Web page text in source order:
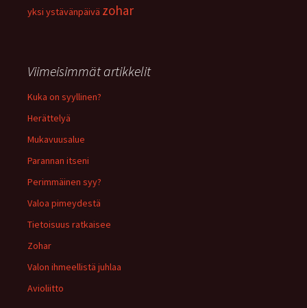
yksi ystävänpäivä zohar
Viimeisimmät artikkelit
Kuka on syyllinen?
Herättelyä
Mukavuusalue
Parannan itseni
Perimmäinen syy?
Valoa pimeydestä
Tietoisuus ratkaisee
Zohar
Valon ihmeellistä juhlaa
Avioliitto